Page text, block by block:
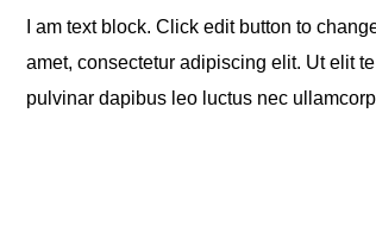
I am text block. Click edit button to
amet, consectetur adipiscing elit. Ut elit
pulvinar dapibus leo luctus nec